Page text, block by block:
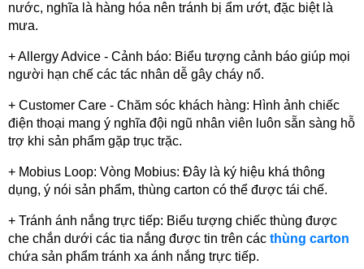
nước, nghĩa là hàng hóa nên tránh bị ẩm ướt, đặc biệt là
mưa.
+ Allergy Advice - Cảnh báo: Biểu tượng cảnh báo giúp mọi
người hạn chế các tác nhân dễ gây cháy nổ.
+ Customer Care - Chăm sóc khách hàng: Hình ảnh chiếc
điện thoại mang ý nghĩa đội ngũ nhân viên luôn sẵn sàng hỗ
trợ khi sản phẩm gặp trục trặc.
+ Mobius Loop: Vòng Mobius: Đây là ký hiệu khá thông
dụng, ý nói sản phẩm, thùng carton có thể được tái chế.
+ Tránh ánh nắng trực tiếp: Biểu tượng chiếc thùng được
che chắn dưới các tia nắng được tin trên các thùng carton
chứa sản phẩm tránh xa ánh nắng trực tiếp.